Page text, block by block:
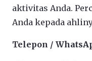
aktivitas Anda.
Anda kepada
Telepon /